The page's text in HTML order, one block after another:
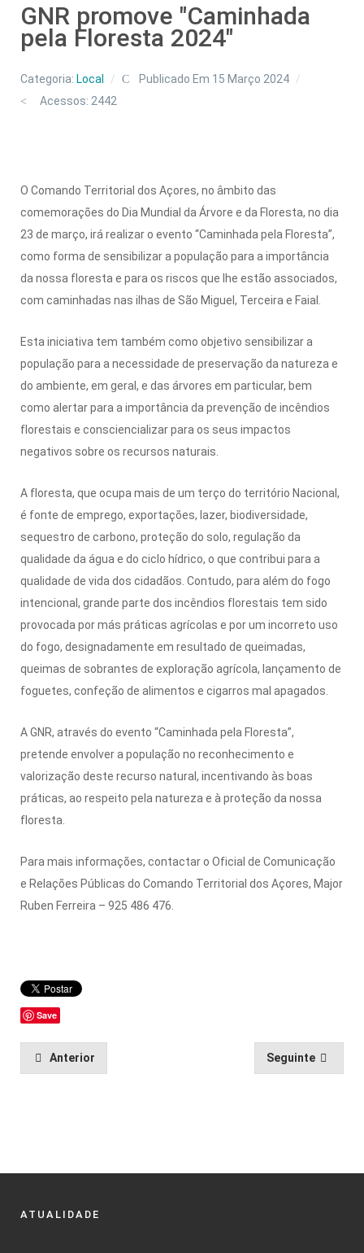
GNR promove "Caminhada
pela Floresta 2024"
Categoria: Local
Publicado Em 15 Março 2024
Acessos: 2442
O Comando Territorial dos Açores, no âmbito das
comemorações do Dia Mundial da Árvore e da Floresta, no dia
23 de março, irá realizar o evento “Caminhada pela Floresta”,
como forma de sensibilizar a população para a importância
da nossa floresta e para os riscos que lhe estão associados,
com caminhadas nas ilhas de São Miguel, Terceira e Faial.
Esta iniciativa tem também como objetivo sensibilizar a
população para a necessidade de preservação da natureza e
do ambiente, em geral, e das árvores em particular, bem
como alertar para a importância da prevenção de incêndios
florestais e consciencializar para os seus impactos
negativos sobre os recursos naturais.
A floresta, que ocupa mais de um terço do território Nacional,
é fonte de emprego, exportações, lazer, biodiversidade,
sequestro de carbono, proteção do solo, regulação da
qualidade da água e do ciclo hídrico, o que contribui para a
qualidade de vida dos cidadãos. Contudo, para além do fogo
intencional, grande parte dos incêndios florestais tem sido
provocada por más práticas agrícolas e por um incorreto uso
do fogo, designadamente em resultado de queimadas,
queimas de sobrantes de exploração agrícola, lançamento de
foguetes, confeção de alimentos e cigarros mal apagados.
A GNR, através do evento “Caminhada pela Floresta”,
pretende envolver a população no reconhecimento e
valorização deste recurso natural, incentivando às boas
práticas, ao respeito pela natureza e à proteção da nossa
floresta.
Para mais informações, contactar o Oficial de Comunicação
e Relações Públicas do Comando Territorial dos Açores, Major
Ruben Ferreira – 925 486 476.
Save
Anterior Seguinte
ATUALIDADE